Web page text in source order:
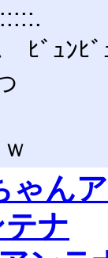
ﾋﾞｭﾝﾋﾞ
ゃん
ナ